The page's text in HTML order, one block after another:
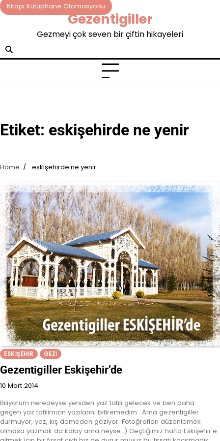
Skip
to
Kitapi Kütüphane Otomasyonu
Gezentigiller
Gezmeyi çok seven bir çiftin hikayeleri
Etiket: eskişehirde ne yenir
Home eskişehirde ne yenir
ESKIŞEHIR GEZI
Gezentigiller Eskişehir’de
10 Mart 2014
Biliyorum neredeyse yeniden yaz tatili gelecek ve ben daha
geçen yaz tatilimizin yazılarını bitiremedim.. Ama gezentigiller
durmuyor, yaz, kış demeden geziyor. Fotoğrafları düzenlemek
olmasa yazmak da kolay ama neyse :) Geçtiğimiz hafta Eskişehir'e